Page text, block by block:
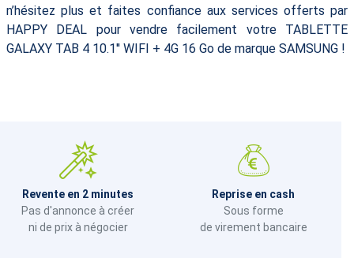
n’hésitez plus et faites confiance aux services offerts par
HAPPY DEAL pour vendre facilement votre TABLETTE
GALAXY TAB 4 10.1'' WIFI + 4G 16 Go de marque SAMSUNG !
Revente en 2 minutes
Pas d'annonce à créer
ni de prix à négocier
Reprise en cash
Sous forme
de virement bancaire